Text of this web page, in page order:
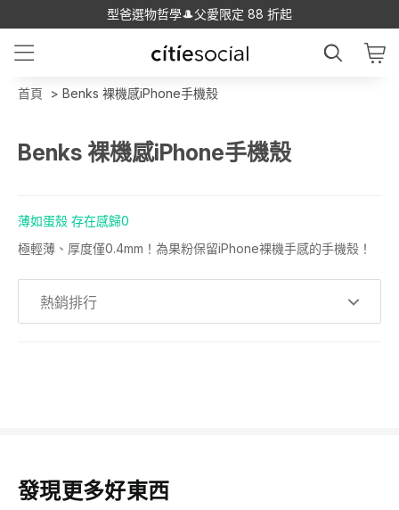
型爸選物哲學🎩父愛限定 88 折起
首頁 Benks 裸機感iPhone手機殼
Benks 裸機感iPhone手機殼
薄如蛋殼 存在感歸0
極輕薄、厚度僅0.4mm！為果粉保留iPhone裸機手感的手機殼！
發現更多好東西